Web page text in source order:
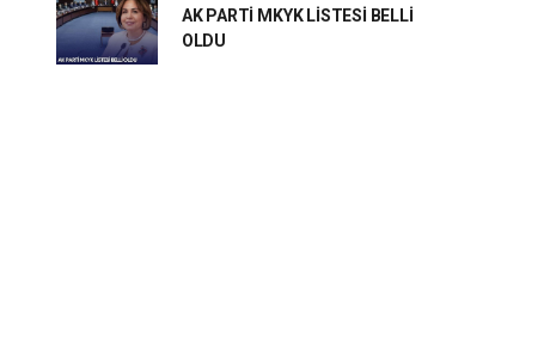
AK PARTİ MKYK LİSTESİ BELLİ
OLDU